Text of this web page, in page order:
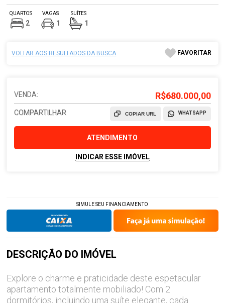
QUARTOS
2
VAGAS
1
SUÍTES
1
VOLTAR AOS RESULTADOS DA BUSCA FAVORITAR
VENDA: R$680.000,00
COMPARTILHAR WHATSAPP
COPIAR URL
ATENDIMENTO
INDICAR ESSE IMÓVEL
SIMULE SEU FINANCIAMENTO
DESCRIÇÃO DO IMÓVEL
Explore o charme e praticidade deste espetacular
apartamento totalmente mobiliado! Com 2
dormitórios, incluindo uma suíte elegante, cada